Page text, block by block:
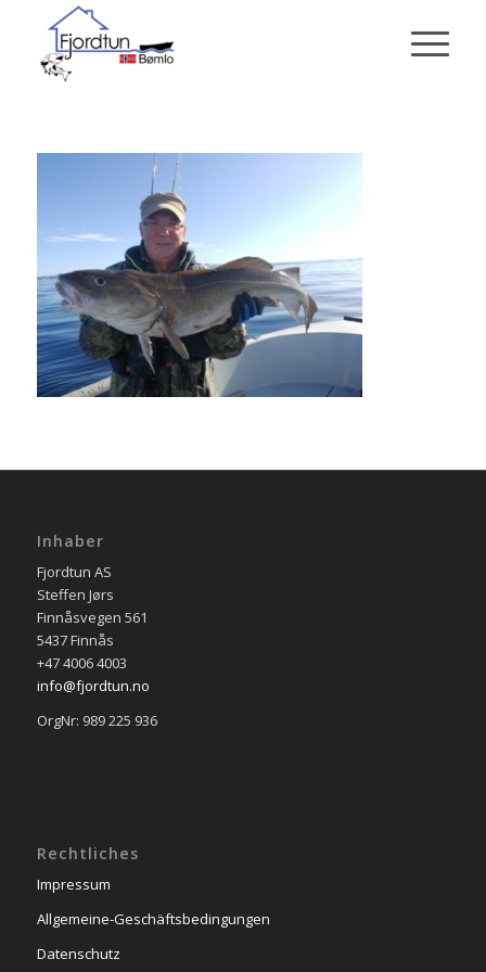
Inhaber
Fjordtun AS
Steffen Jørs
Finnåsvegen 561
5437 Finnås
+47 4006 4003
info@fjordtun.no
OrgNr: 989 225 936
Rechtliches
Impressum
Allgemeine-Geschäftsbedingungen
Datenschutz